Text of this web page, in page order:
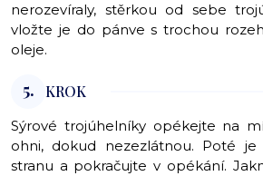
nerozevíraly, stěrkou od sebe
vložte je do pánve s trochou
oleje.
5. KROK
Sýrové trojúhelníky opékejte na
ohni, dokud nezezlátnou. Poté
stranu a pokračujte v opékání.